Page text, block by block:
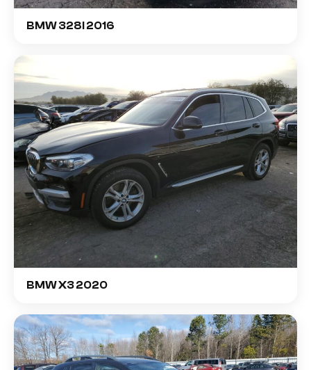
BMW 328I 2016
BMW X3 2020